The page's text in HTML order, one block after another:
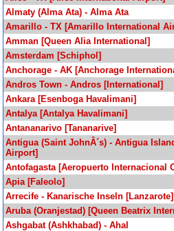
Almaty (Alma Ata) - Alma Ata
Amarillo - TX [Amarillo International
Amman [Queen Alia International]
Amsterdam [Schiphol]
Anchorage - AK [Anchorage
Andros Town - Andros [International]
Ankara [Esenboga Havalimani]
Antalya [Antalya Havalimani]
Antananarivo [Tananarive]
Antigua (Saint JohnÂ´s) - Antigua
Airport]
Antofagasta [Aeropuerto Internacional
Apia [Faleolo]
Arrecife - Kanarische Inseln [Lanzarote]
Aruba (Oranjestad) [Queen Beatrix
Ashgabat (Ashkhabad) - Ahal